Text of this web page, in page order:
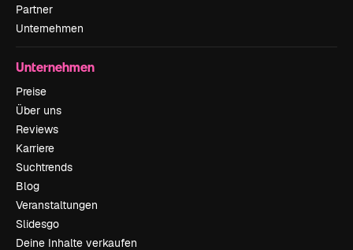
Partner
Unternehmen
Unternehmen
Preise
Über uns
Reviews
Karriere
Suchtrends
Blog
Veranstaltungen
Slidesgo
Deine Inhalte verkaufen